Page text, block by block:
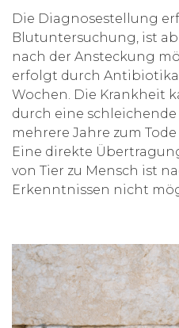
Die Diagnosestellung
Blutuntersuchung, ist
nach der Ansteckung
erfolgt durch
Wochen. Die Krankheit
durch eine
mehrere Jahre zum
Eine direkte
von Tier zu Mensch ist
Erkenntnissen nicht